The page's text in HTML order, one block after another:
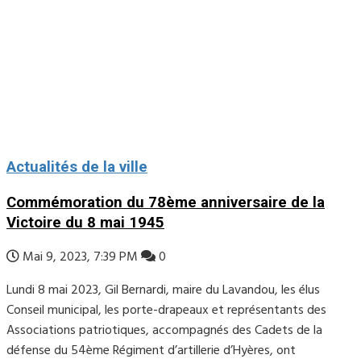
Actualités de la ville
Commémoration du 78ème anniversaire de la
Victoire du 8 mai 1945
Mai 9, 2023, 7:39 PM
0
Lundi 8 mai 2023, Gil Bernardi, maire du Lavandou, les élus
Conseil municipal, les porte-drapeaux et représentants des
Associations patriotiques, accompagnés des Cadets de la
défense du 54ème Régiment d’artillerie d’Hyères, ont